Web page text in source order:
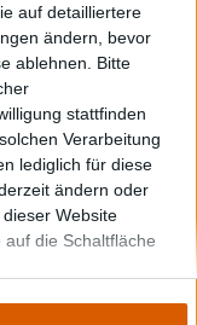
auf detailliertere
ändern, bevor
ablehnen.
Bitte
stattfinden
Verarbeitung
lediglich für diese
ändern oder
Website
die Schaltfläche